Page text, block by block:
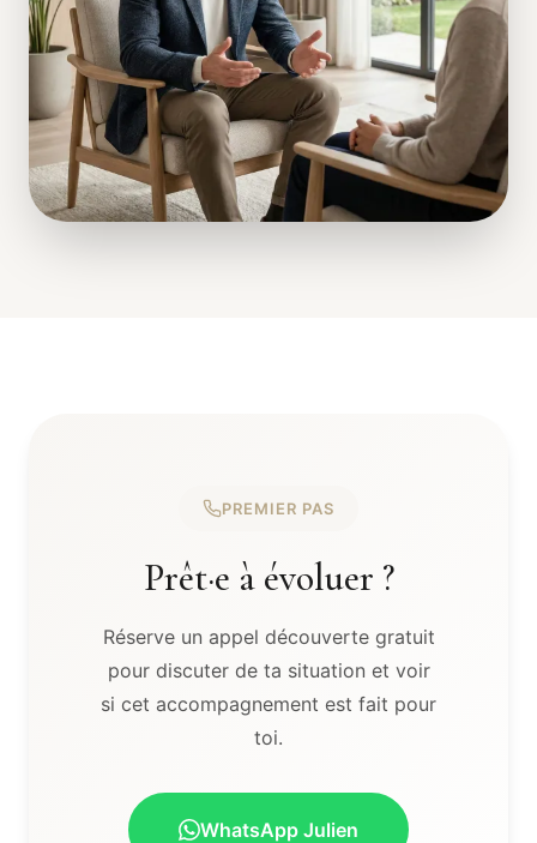
PREMIER PAS
Prêt·e à évoluer ?
Réserve un appel découverte gratuit
pour discuter de ta situation et voir
si cet accompagnement est fait pour
toi.
WhatsApp Julien